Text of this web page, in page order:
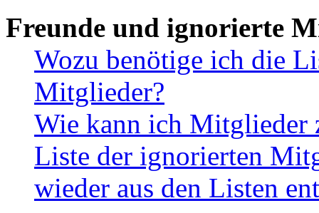
Freunde und ignorierte
Wozu benötige ich die
Mitglieder?
Wie kann ich Mitglieder
Liste der ignorierten
wieder aus den Listen